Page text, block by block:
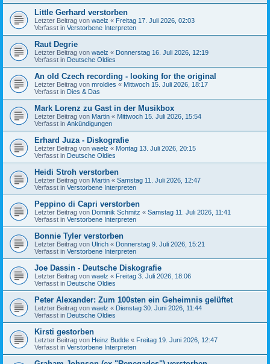
Little Gerhard verstorben
Letzter Beitrag von waelz « Freitag 17. Juli 2026, 02:03
Verfasst in Verstorbene Interpreten
Raut Degrie
Letzter Beitrag von waelz « Donnerstag 16. Juli 2026, 12:19
Verfasst in Deutsche Oldies
An old Czech recording - looking for the original
Letzter Beitrag von mroldies « Mittwoch 15. Juli 2026, 18:17
Verfasst in Dies & Das
Mark Lorenz zu Gast in der Musikbox
Letzter Beitrag von Martin « Mittwoch 15. Juli 2026, 15:54
Verfasst in Ankündigungen
Erhard Juza - Diskografie
Letzter Beitrag von waelz « Montag 13. Juli 2026, 20:15
Verfasst in Deutsche Oldies
Heidi Stroh verstorben
Letzter Beitrag von Martin « Samstag 11. Juli 2026, 12:47
Verfasst in Verstorbene Interpreten
Peppino di Capri verstorben
Letzter Beitrag von Dominik Schmitz « Samstag 11. Juli 2026, 11:41
Verfasst in Verstorbene Interpreten
Bonnie Tyler verstorben
Letzter Beitrag von Ulrich « Donnerstag 9. Juli 2026, 15:21
Verfasst in Verstorbene Interpreten
Joe Dassin - Deutsche Diskografie
Letzter Beitrag von waelz « Freitag 3. Juli 2026, 18:06
Verfasst in Deutsche Oldies
Peter Alexander: Zum 100sten ein Geheimnis gelüftet
Letzter Beitrag von waelz « Dienstag 30. Juni 2026, 11:44
Verfasst in Deutsche Oldies
Kirsti gestorben
Letzter Beitrag von Heinz Budde « Freitag 19. Juni 2026, 12:47
Verfasst in Verstorbene Interpreten